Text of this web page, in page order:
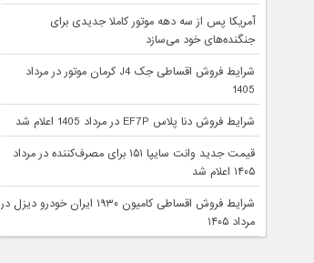
آمریکا پس از سه دهه موتور کاملا جدیدی برای
جنگنده‌های خود می‌سازد
شرایط فروش اقساطی جک J4 کرمان موتور در مرداد
1405
شرایط فروش دنا پلاس EF7P در مرداد 1405 اعلام شد
قیمت جدید وانت سایپا ۱۵۱ برای مصرف‌کننده در مرداد
۱۴۰۵ اعلام شد
شرایط فروش اقساطی کامیون ۱۹۳۰ ایران خودرو دیزل در
مرداد ۱۴۰۵